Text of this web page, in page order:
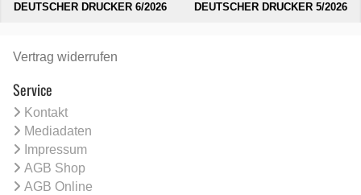
DEUTSCHER DRUCKER 6/2026 DEUTSCHER DRUCKER 5/2026
Vertrag widerrufen
Service
Kontakt
Mediadaten
Impressum
AGB Shop
AGB Online